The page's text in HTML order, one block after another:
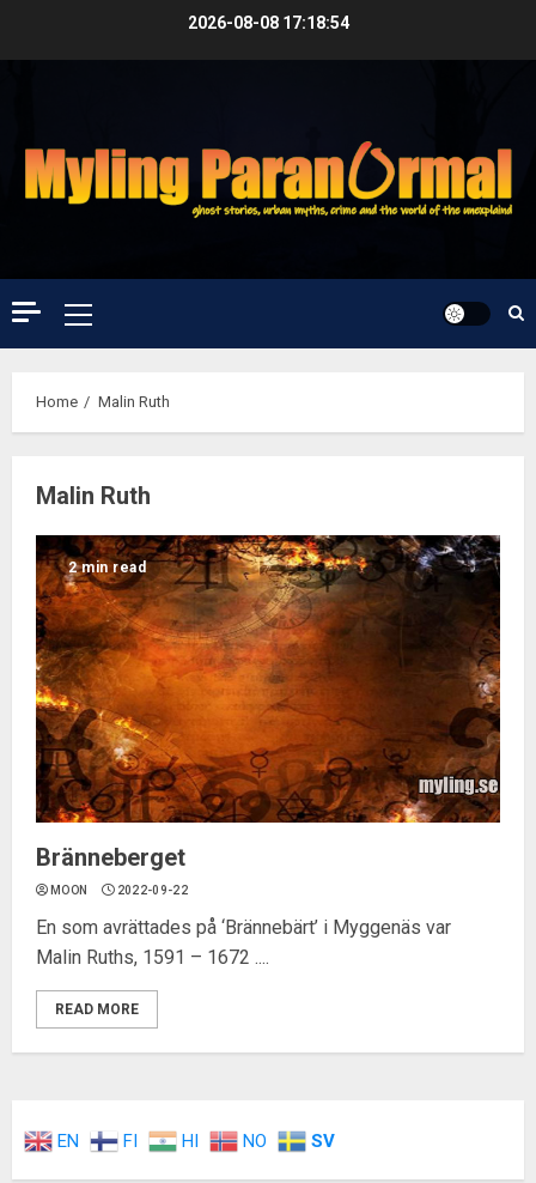
2026-08-08 17:18:54
Primary
Menu
Home Malin Ruth
Malin Ruth
2 min read
Bränneberget
MOON 2022-09-22
En som avrättades på ‘Brännebärt’ i Myggenäs var
Malin Ruths, 1591 – 1672 ....
READ MORE
EN FI HI NO SV